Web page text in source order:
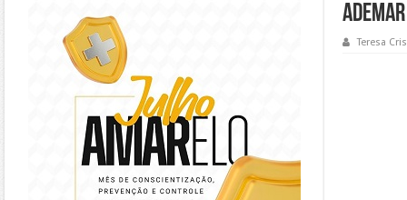
ademar
Teresa